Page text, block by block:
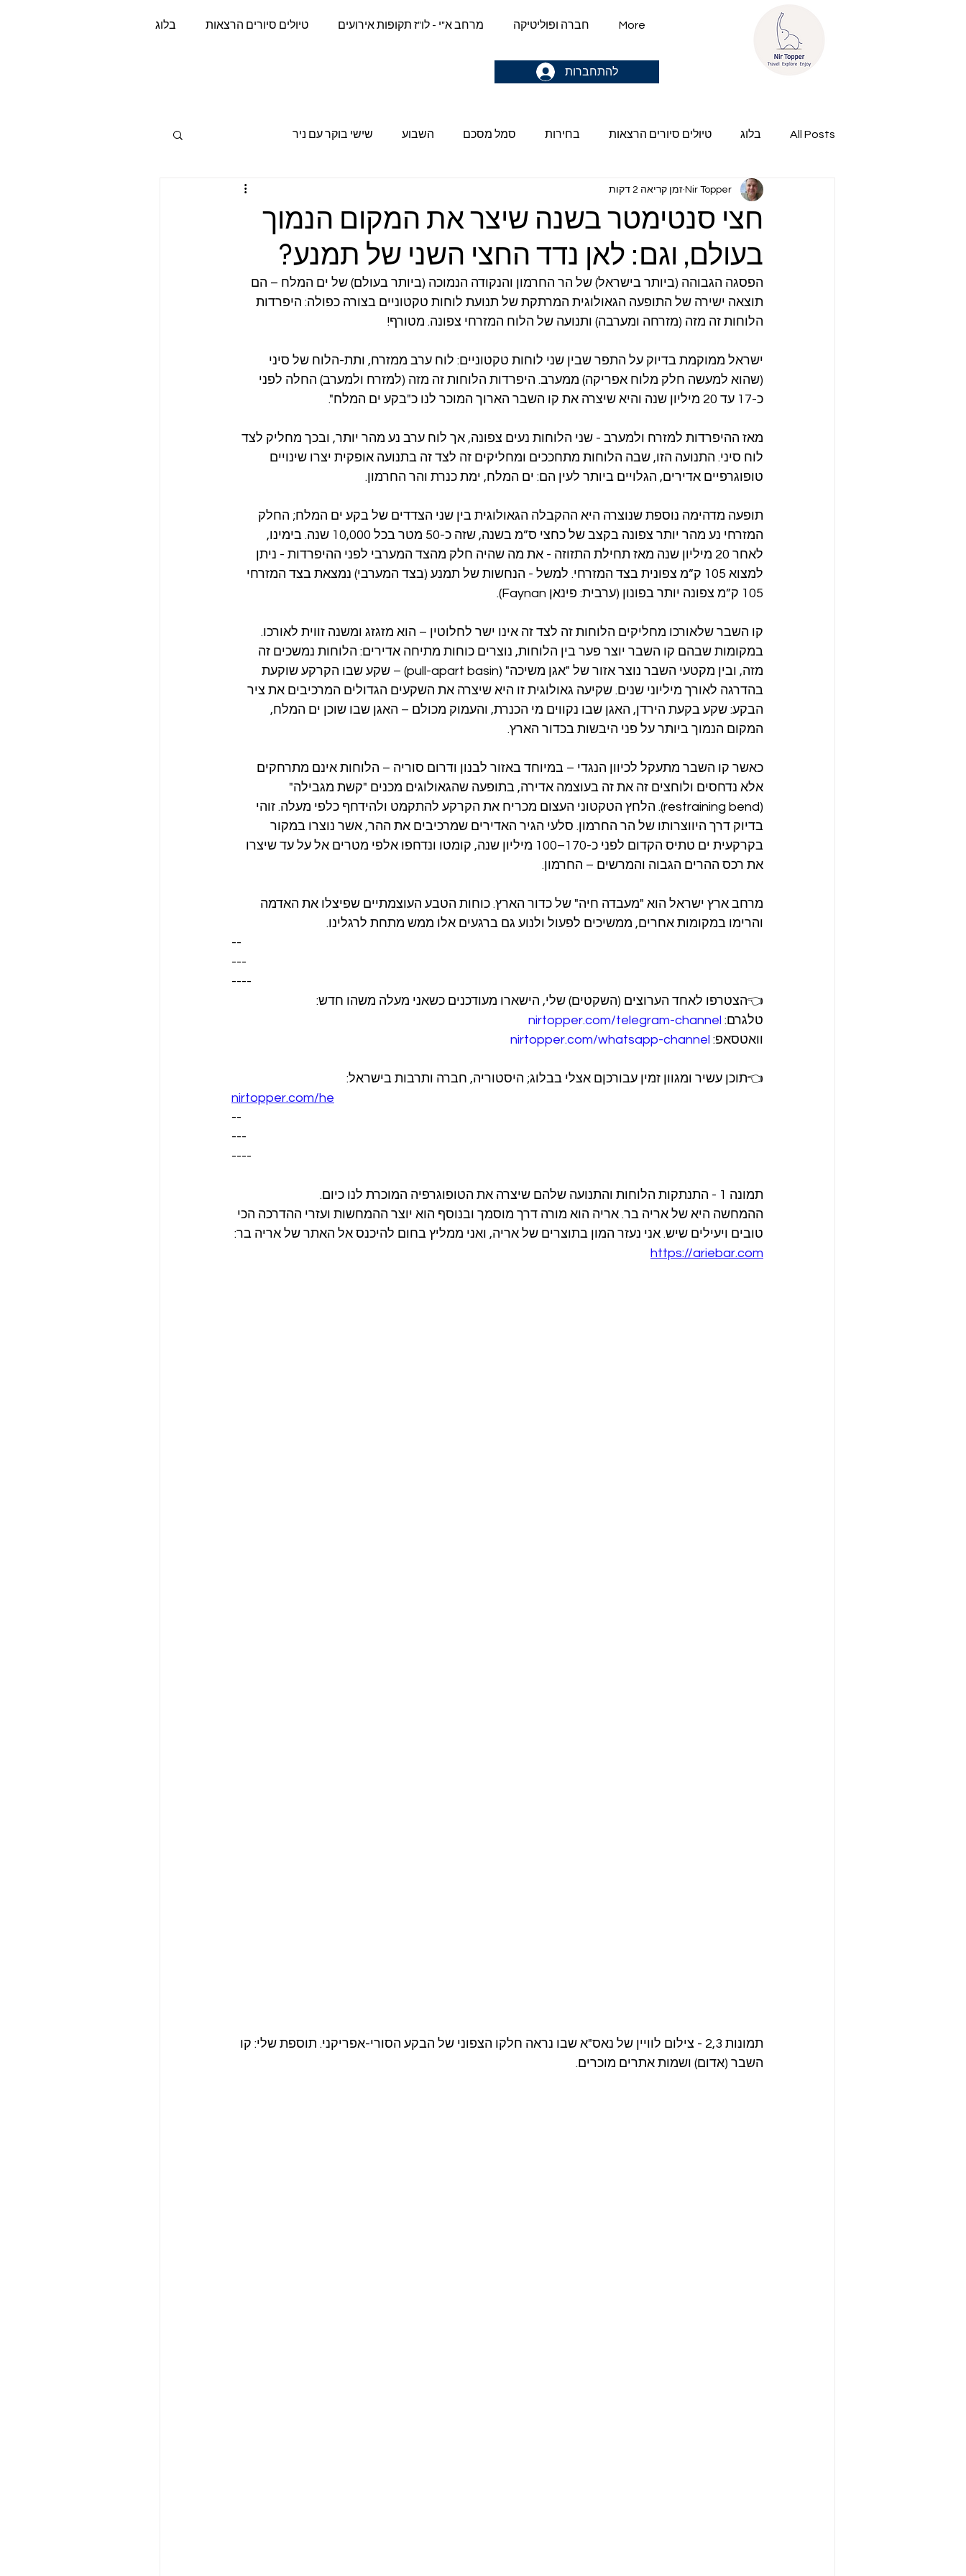
בלוג טיולים סיורים הרצאות מרחב א"י - לו"ז תקופות אירועים חברה ופוליטיקה More
להתחברות
All Posts בלוג טיולים סיורים הרצאות בחירות סמל מסכם השבוע שישי בוקר עם ניר
פרשת השבוע של ניר
חצי סנטימטר בשנה שיצר את המקום הנמוך
בעולם, וגם: לאן נדד החצי השני של תמנע?
Nir Topper זמן קריאה 2 דקות
הפסגה הגבוהה (ביותר בישראל) של הר החרמון והנקודה הנמוכה (ביותר בעולם) של ים המלח – הם
תוצאה ישירה של התופעה הגאולוגית המרתקת של תנועת לוחות טקטוניים בצורה כפולה: היפרדות
הלוחות זה מזה (מזרחה ומערבה) ותנועה של הלוח המזרחי צפונה. מטורף!
ישראל ממוקמת בדיוק על התפר שבין שני לוחות טקטוניים: לוח ערב ממזרח, ותת-הלוח של סיני
(שהוא למעשה חלק מלוח אפריקה) ממערב. היפרדות הלוחות זה מזה (למזרח ולמערב) החלה לפני
כ-17 עד 20 מיליון שנה והיא שיצרה את קו השבר הארוך המוכר לנו כ"בקע ים המלח".
מאז ההיפרדות למזרח ולמערב - שני הלוחות נעים צפונה, אך לוח ערב נע מהר יותר, ובכך מחליק לצד
לוח סיני. התנועה הזו, שבה הלוחות מתחככים ומחליקים זה לצד זה בתנועה אופקית יצרו שינויים
טופוגרפיים אדירים, הגלויים ביותר לעין הם: ים המלח, ימת כנרת והר החרמון.
תופעה מדהימה נוספת שנוצרה היא ההקבלה הגאולוגית בין שני הצדדים של בקע ים המלח; החלק
המזרחי נע מהר יותר צפונה בקצב של כחצי ס”מ בשנה, שזה כ-50 מטר בכל 10,000 שנה. בימינו,
לאחר 20 מיליון שנה מאז תחילת התזוזה - את מה שהיה חלק מהצד המערבי לפני ההיפרדות - ניתן
למצוא 105 ק”מ צפונית בצד המזרחי. למשל - הנחשות של תמנע (בצד המערבי) נמצאת בצד המזרחי
105 ק”מ צפונה יותר בפונון (ערבית: פינאן Faynan).
קו השבר שלאורכו מחליקים הלוחות זה לצד זה אינו ישר לחלוטין – הוא מזגזג ומשנה זווית לאורכו.
במקומות שבהם קו השבר יוצר פער בין הלוחות, נוצרים כוחות מתיחה אדירים: הלוחות נמשכים זה
מזה, ובין מקטעי השבר נוצר אזור של "אגן משיכה" (pull-apart basin) – שקע שבו הקרקע שוקעת
בהדרגה לאורך מיליוני שנים. שקיעה גאולוגית זו היא שיצרה את השקעים הגדולים המרכיבים את ציר
הבקע: שקע בקעת הירדן, האגן שבו נקווים מי הכנרת, והעמוק מכולם – האגן שבו שוכן ים המלח,
המקום הנמוך ביותר על פני היבשות בכדור הארץ.
כאשר קו השבר מתעקל לכיוון הנגדי – במיוחד באזור לבנון ודרום סוריה – הלוחות אינם מתרחקים
אלא נדחסים ולוחצים זה את זה בעוצמה אדירה, בתופעה שהגאולוגים מכנים "קשת מגבילה"
(restraining bend). הלחץ הטקטוני העצום מכריח את הקרקע להתקמט ולהידחף כלפי מעלה. זוהי
בדיוק דרך היווצרותו של הר החרמון. סלעי הגיר האדירים שמרכיבים את ההר, אשר נוצרו במקור
בקרקעית ים טתיס הקדום לפני כ-170–100 מיליון שנה, קומטו ונדחפו אלפי מטרים אל על עד שיצרו
את רכס ההרים הגבוה והמרשים – החרמון.
מרחב ארץ ישראל הוא "מעבדה חיה" של כדור הארץ. כוחות הטבע העוצמתיים שפיצלו את האדמה
והרימו במקומות אחרים, ממשיכים לפעול ולנוע גם ברגעים אלו ממש מתחת לרגלינו.
--
---
----
👈הצטרפו לאחד הערוצים (השקטים) שלי, הישארו מעודכנים כשאני מעלה משהו חדש:
טלגרם: nirtopper.com/telegram-channel
וואטסאפ: nirtopper.com/whatsapp-channel
👈תוכן עשיר ומגוון זמין עבורכןם אצלי בבלוג; היסטוריה, חברה ותרבות בישראל:
nirtopper.com/he
--
---
----
תמונה 1 - התנתקות הלוחות והתנועה שלהם שיצרה את הטופוגרפיה המוכרת לנו כיום.
ההמחשה היא של אריה בר. אריה הוא מורה דרך מוסמך ובנוסף הוא יוצר ההמחשות ועזרי ההדרכה הכי
טובים ויעילים שיש. אני נעזר המון בתוצרים של אריה, ואני ממליץ בחום להיכנס אל האתר של אריה בר:
https://ariebar.com
תמונות 2,3 - צילום לוויין של נאס"א שבו נראה חלקו הצפוני של הבקע הסורי-אפריקני. תוספת שלי: קו
השבר (אדום) ושמות אתרים מוכרים.